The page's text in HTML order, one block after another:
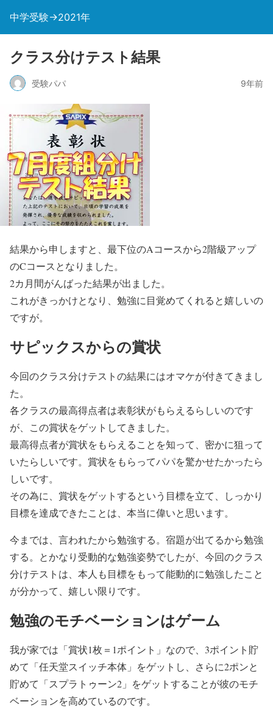
中学受験→2021年
クラス分けテスト結果
受験パパ 9年前
結果から申しますと、最下位のAコースから2階級アップ
のCコースとなりました。
2カ月間がんばった結果が出ました。
これがきっかけとなり、勉強に目覚めてくれると嬉しいの
ですが。
サピックスからの賞状
今回のクラス分けテストの結果にはオマケが付きてきまし
た。
各クラスの最高得点者は表彰状がもらえるらしいのです
が、この賞状をゲットしてきました。
最高得点者が賞状をもらえることを知って、密かに狙って
いたらしいです。賞状をもらってパパを驚かせたかったら
しいです。
その為に、賞状をゲットするという目標を立て、しっかり
目標を達成できたことは、本当に偉いと思います。
今までは、言われたから勉強する。宿題が出てるから勉強
する。とかなり受動的な勉強姿勢でしたが、今回のクラス
分けテストは、本人も目標をもって能動的に勉強したこと
が分かって、嬉しい限りです。
勉強のモチベーションはゲーム
我が家では「賞状1枚＝1ポイント」なので、3ポイント貯
めて「任天堂スイッチ本体」をゲットし、さらに2ポンと
貯めて「スプラトゥーン2」をゲットすることが彼のモチ
ベーションを高めているのです。